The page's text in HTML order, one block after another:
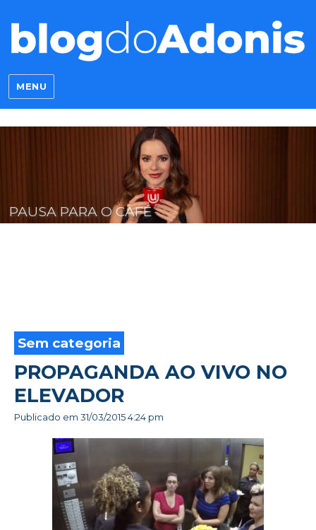
Blog do Adonis
MENU
CHEGUEI!
Sem categoria
PROPAGANDA AO VIVO NO
ELEVADOR
Publicado em 31/03/2015 4:24 pm